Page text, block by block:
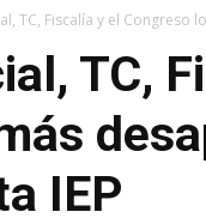
TC, Fiscalía y el Congreso
TC,
IEP